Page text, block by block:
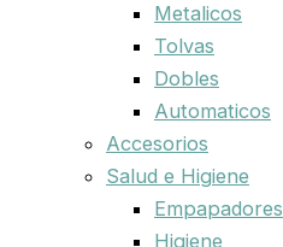
Metalicos
Tolvas
Dobles
Automaticos
Accesorios
Salud e Higiene
Empapadores
Higiene